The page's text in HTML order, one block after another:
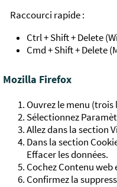
Raccourci rapide :
Ctrl + Shift + Delete
Cmd + Shift + Delete
Mozilla Firefox
Ouvrez le menu
Sélectionnez
Allez dans la section
Dans la section
Effacer les données.
Cochez Contenu web
Confirmez la